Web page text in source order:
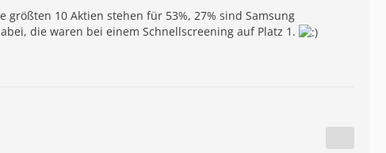
größten 10 Aktien stehen für 53%, 27% sind Samsung
die waren bei einem Schnellscreening auf Platz 1.